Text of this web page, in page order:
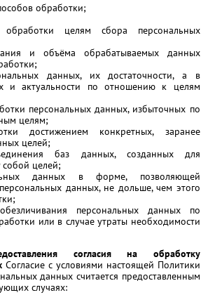
обработки;
обработки целям сбора персональных
и объёма обрабатываемых данных
данных, их достаточности, а в
и актуальности по отношению к целям
персональных данных, избыточных по
целям;
достижением конкретных, заранее
целей;
баз данных, созданных для
целей;
данных в форме, позволяющей
данных, не дольше, чем этого
персональных данных по
или в случае утраты необходимости
согласия на обработку
Согласие с условиями настоящей Политики
данных считается предоставленным
случаях: